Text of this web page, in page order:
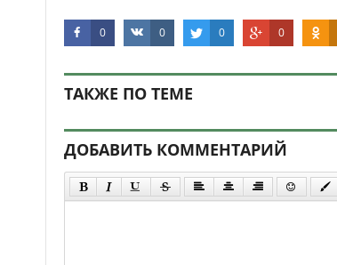
0 0 0 0
ТАКЖЕ ПО ТЕМЕ
ДОБАВИТЬ КОММЕНТАРИЙ